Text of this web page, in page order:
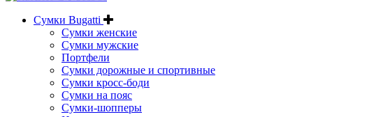
Сумки Bugatti
Сумки женские
Сумки мужские
Портфели
Сумки дорожные и спортивные
Сумки кросс-боди
Сумки на пояс
Сумки-шопперы